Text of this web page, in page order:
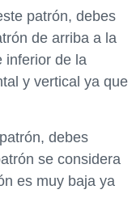
patrón, debes
de arriba a la
inferior de la
y vertical ya que
debes
se considera
es muy baja ya